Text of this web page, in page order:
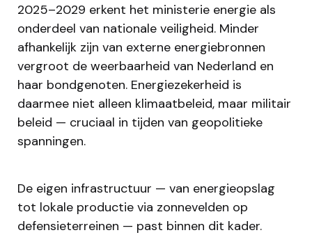
2025–2029 erkent het ministerie energie als
onderdeel van nationale veiligheid. Minder
afhankelijk zijn van externe energiebronnen
vergroot de weerbaarheid van Nederland en
haar bondgenoten. Energiezekerheid is
daarmee niet alleen klimaatbeleid, maar militair
beleid — cruciaal in tijden van geopolitieke
spanningen.
De eigen infrastructuur — van energieopslag
tot lokale productie via zonnevelden op
defensieterreinen — past binnen dit kader.